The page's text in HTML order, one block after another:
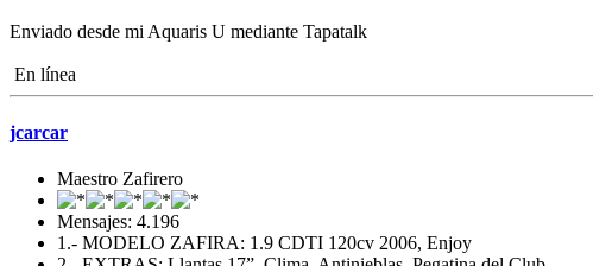
Enviado desde mi Aquaris U mediante Tapatalk
En línea
jcarcar
Maestro Zafirero
Mensajes: 4.196
1.- MODELO ZAFIRA: 1.9 CDTI 120cv 2006, Enjoy